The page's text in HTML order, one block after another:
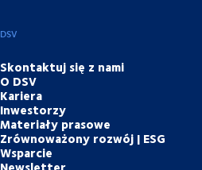
DSV
Skontaktuj się z nami
O DSV
Kariera
Inwestorzy
Materiały prasowe
Zrównoważony rozwój | ESG
Wsparcie